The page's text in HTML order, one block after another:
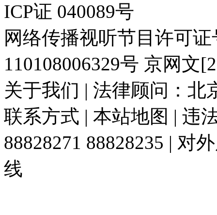
ICP证 040089号
网络传播视听节目许可
110108006329号 京网文
关于我们 | 法律顾问：北
联系方式 | 本站地图 | 违
88828271 88828235 | 对
线